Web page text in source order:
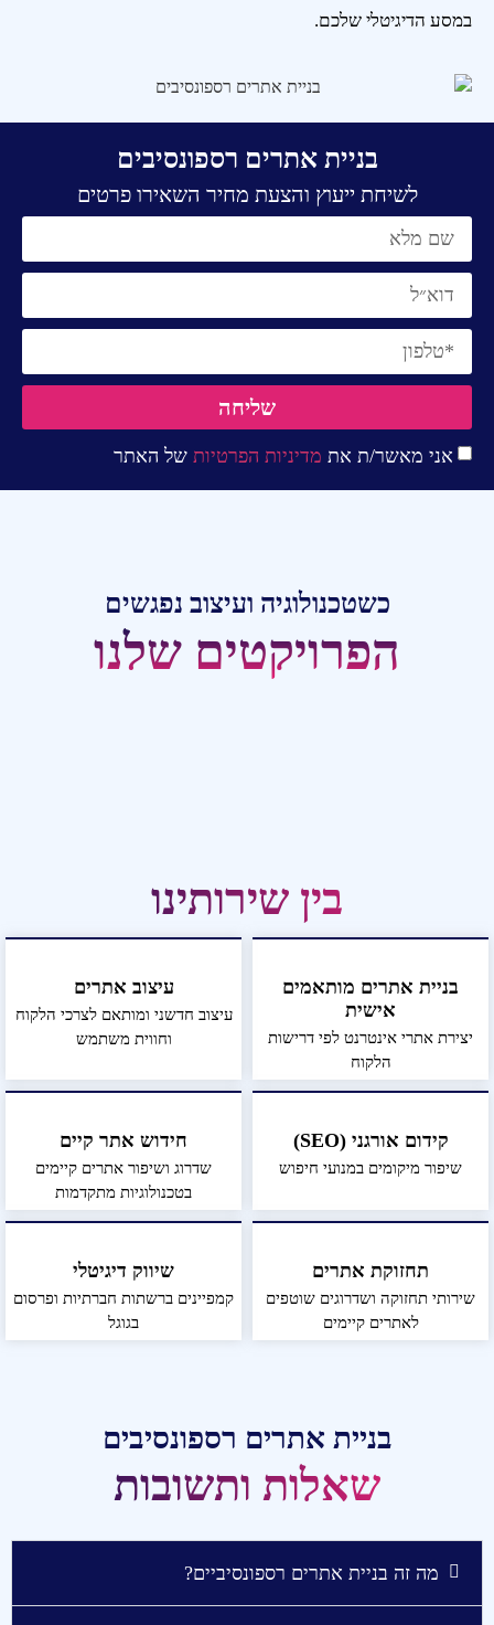
במסע הדיגיטלי שלכם.
בניית אתרים רספונסיבים
לשיחת ייעוץ והצעת מחיר השאירו פרטים
אני מאשר/ת את מדיניות הפרטיות של האתר
שליחה
כשטכנולוגיה ועיצוב נפגשים
הפרויקטים שלנו
בין שירותינו
בניית אתרים מותאמים
אישית
יצירת אתרי אינטרנט לפי דרישות
הלקוח
עיצוב אתרים
עיצוב חדשני ומותאם לצרכי הלקוח
וחווית משתמש
קידום אורגני (SEO)
שיפור מיקומים במנועי חיפוש
חידוש אתר קיים
שדרוג ושיפור אתרים קיימים
בטכנולוגיות מתקדמות
תחזוקת אתרים
שירותי תחזוקה ושדרוגים שוטפים
לאתרים קיימים
שיווק דיגיטלי
קמפיינים ברשתות חברתיות ופרסום
בגוגל
בניית אתרים רספונסיבים
שאלות ותשובות
מה זה בניית אתרים רספונסיביים?